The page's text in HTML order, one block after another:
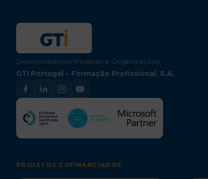
Desenvolvemos Pessoas e Organizações
GTI Portugal – Formação Profissional, S.A.
PROJETOS COFINANCIADOS